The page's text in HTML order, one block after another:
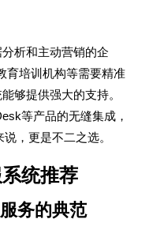
析和主动营销的企
育培训机构等需要精准
够提供强大的支持。
等产品的无缝集成，
，更是不二之选。
统推荐
务的典范